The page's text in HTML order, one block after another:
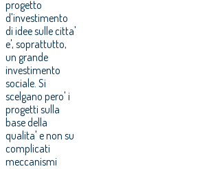
progetto
d'investimento
di idee sulle citta'
e', soprattutto,
un grande
investimento
sociale. Si
scelgano pero' i
progetti sulla
base della
qualita' e non su
complicati
meccanismi